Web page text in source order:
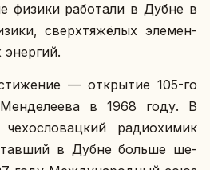
физики ра­бо­та­ли в Дубне в
сверх­тя­жё­лых эле­мен­
— от­кры­тие 105-го
в 1968 году. В
ра­дио­хи­мик
в Дубне больше ше­